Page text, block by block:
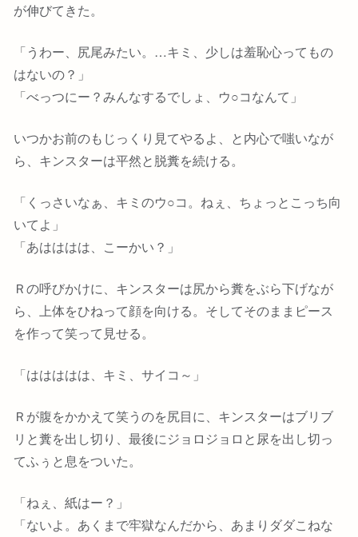
が伸びてきた。
「うわー、尻尾みたい。…キミ、少しは羞恥心ってもの
はないの？」
「べっつにー？みんなするでしょ、ウ○コなんて」
いつかお前のもじっくり見てやるよ、と内心で嗤いなが
ら、キンスターは平然と脱糞を続ける。
「くっさいなぁ、キミのウ○コ。ねぇ、ちょっとこっち向
いてよ」
「あはははは、こーかい？」
Ｒの呼びかけに、キンスターは尻から糞をぶら下げなが
ら、上体をひねって顔を向ける。そしてそのままピース
を作って笑って見せる。
「ははははは、キミ、サイコ～」
Ｒが腹をかかえて笑うのを尻目に、キンスターはブリブ
リと糞を出し切り、最後にジョロジョロと尿を出し切っ
てふぅと息をついた。
「ねぇ、紙はー？」
「ないよ。あくまで牢獄なんだから、あまりダダこねな